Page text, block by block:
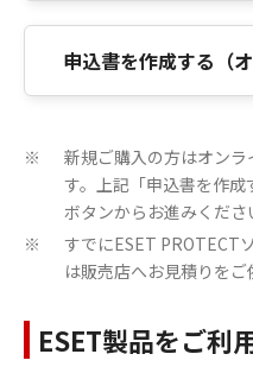
申込書を作成する（
※
新規ご購入の方はオン
す。上記「申込書を作成
ボタンからお進みくださ
※
すでにESET PROTECT
は販売店へお見積りをご
ESET製品をご利